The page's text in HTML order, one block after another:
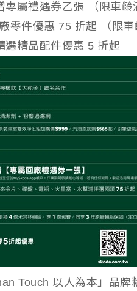
屬禮遇券乙張 （限車齡
零件優惠 75 折起 （限
選精品配件優惠 5 折起
Touch 以人為本」品牌